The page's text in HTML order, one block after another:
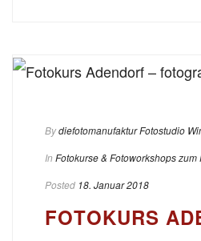
Bydiefotomanufaktur Fotostudio
In Fotokurse & Fotoworkshops
Posted 18. Januar 2018
FOTOKURS